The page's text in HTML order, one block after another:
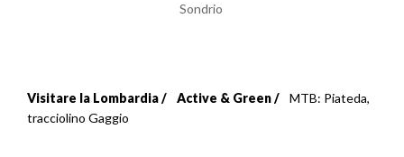
Sondrio
Briciole
Visitare la Lombardia Active & Green
MTB: Piateda,
tracciolino Gaggio